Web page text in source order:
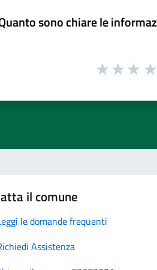
sono chiare le
il comune
le domande frequenti
Assistenza